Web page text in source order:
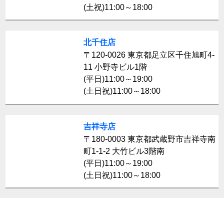
(土祝)11:00～18:00
北千住店
〒120-0026 東京都足立区千住旭町4-
11 小野寺ビル1階
(平日)11:00～19:00
(土日祝)11:00～18:00
吉祥寺店
〒180-0003 東京都武蔵野市吉祥寺南
町1-1-2 大竹ビル3階南
(平日)11:00～19:00
(土日祝)11:00～18:00